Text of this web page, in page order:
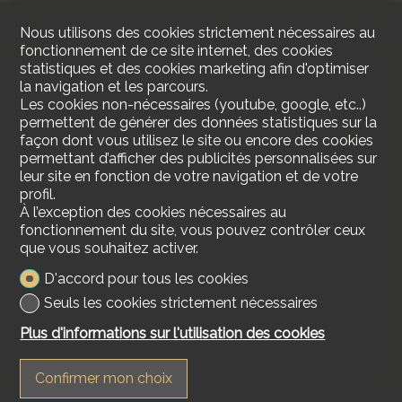
Nous utilisons des cookies strictement nécessaires au
fonctionnement de ce site internet, des cookies
statistiques et des cookies marketing afin d'optimiser
la navigation et les parcours.
Les cookies non-nécessaires (youtube, google, etc..)
permettent de générer des données statistiques sur la
façon dont vous utilisez le site ou encore des cookies
permettant d’afficher des publicités personnalisées sur
leur site en fonction de votre navigation et de votre
profil.
À l’exception des cookies nécessaires au
fonctionnement du site, vous pouvez contrôler ceux
que vous souhaitez activer.
D'accord pour tous les cookies
Seuls les cookies strictement nécessaires
Plus d'informations sur l'utilisation des cookies
Confirmer mon choix